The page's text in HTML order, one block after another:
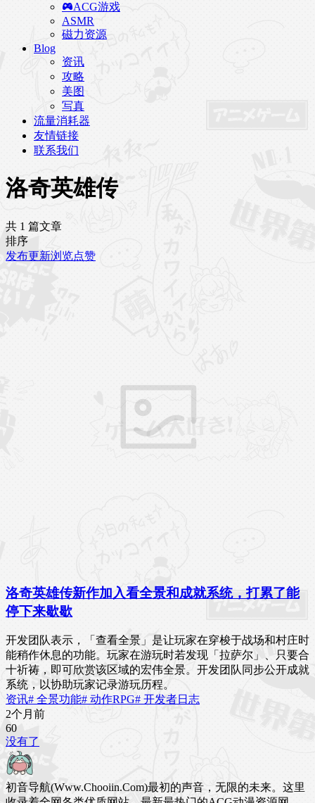
ACG游戏
ASMR
磁力资源
Blog
资讯
攻略
美图
写真
流量消耗器
友情链接
联系我们
洛奇英雄传
共 1 篇文章
排序
发布更新浏览点赞
洛奇英雄传新作加入看全景和成就系统，打累了能
停下来歇歇
开发团队表示，「查看全景」是让玩家在穿梭于战场和村庄时
能稍作休息的功能。玩家在游玩时若发现「拉萨尔」、只要合
十祈祷，即可欣赏该区域的宏伟全景。开发团队同步公开成就
系统，以协助玩家记录游玩历程。
资讯# 全景功能# 动作RPG# 开发者日志
2个月前
60
没有了
初音导航(Www.Chooiin.Com)最初的声音，无限的未来。这里